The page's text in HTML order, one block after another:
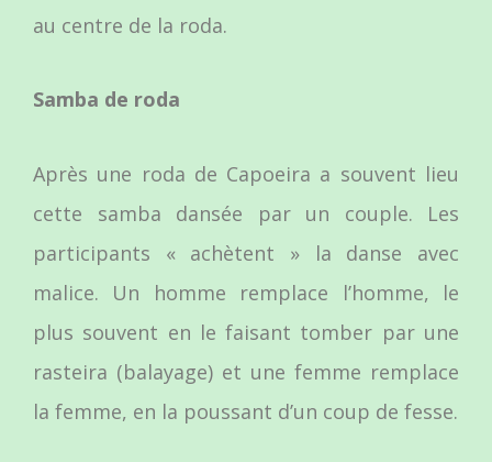
au centre de la roda.
Samba de roda
Après une roda de Capoeira a souvent lieu
cette samba dansée par un couple. Les
participants « achètent » la danse avec
malice. Un homme remplace l’homme, le
plus souvent en le faisant tomber par une
rasteira (balayage) et une femme remplace
la femme, en la poussant d’un coup de fesse.